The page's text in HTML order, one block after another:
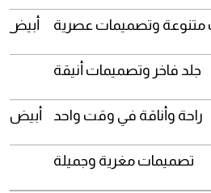
وتصميمات عصرية
جلد فاخر وتصميمات أنيقة
راحة وأناقة في وقت واحد أبيض،
تصميمات مغرية وجميلة